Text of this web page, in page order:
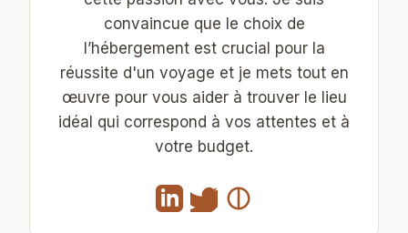
convaincue que le choix de
l’hébergement est crucial pour la
réussite d'un voyage et je mets tout en
œuvre pour vous aider à trouver le lieu
idéal qui correspond à vos attentes et à
votre budget.